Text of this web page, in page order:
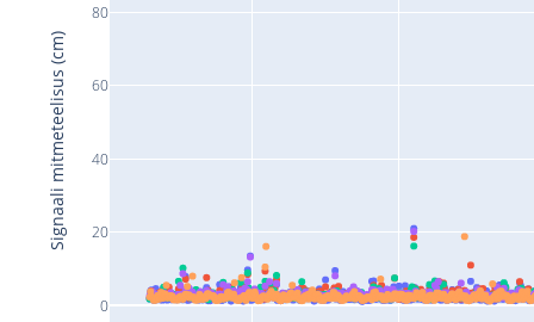
0
20
40
60
80
Signaali mitmeteelisus (cm)